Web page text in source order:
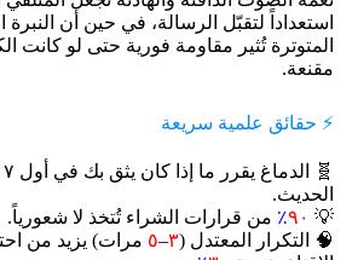
استعداداً لتقبّل الرسالة، في حين أن النبرة
المتوترة تُثير مقاومة فورية حتى لو كانت
مقنعة.
⚡ حقائق علمية سريعة
الحديث.
💡 ٩٠٪ من قرارات الشراء تُتخذ لا شعورياً.
🧠 التكرار المعتدل (٣–٥ مرات) يزيد من